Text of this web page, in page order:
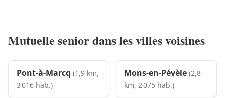
Mutuelle senior dans les villes voisines
Pont-à-Marcq (1,9 km,
3 016 hab.)
Mons-en-Pévèle (2,8
km, 2 075 hab.)